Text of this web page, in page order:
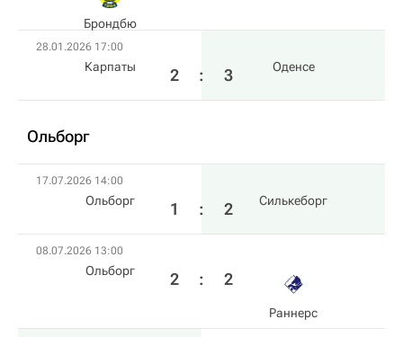
Брондбю
28.01.2026 17:00
Карпаты 2 : 3 Оденсе
Ольборг
17.07.2026 14:00
Ольборг 1 : 2 Силькеборг
08.07.2026 13:00
Ольборг 2 : 2
Раннерс